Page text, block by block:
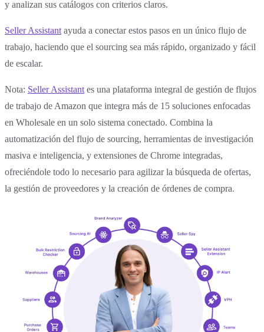
y analizan sus catálogos con criterios claros.
Seller Assistant ayuda a conectar estos pasos en un único flujo de
trabajo, haciendo que el sourcing sea más rápido, organizado y fácil
de escalar.
Nota: Seller Assistant es una plataforma integral de gestión de flujos
de trabajo de Amazon que integra más de 15 soluciones enfocadas
en Wholesale en un solo sistema conectado. Combina la
automatización del flujo de sourcing, herramientas de investigación
masiva e inteligencia, y extensiones de Chrome integradas,
ofreciéndole todo lo necesario para agilizar la búsqueda de ofertas,
la gestión de proveedores y la creación de órdenes de compra.